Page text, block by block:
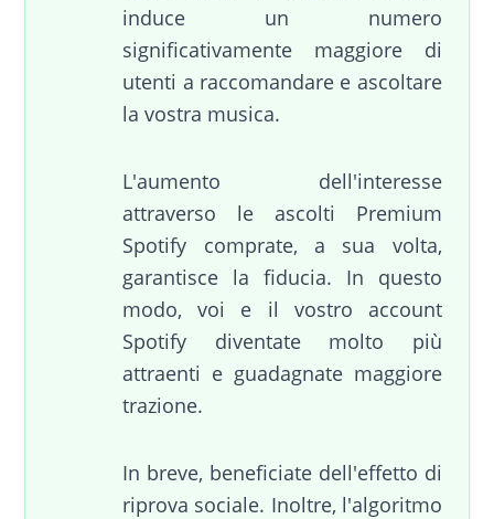
induce un numero
significativamente maggiore di
utenti a raccomandare e ascoltare
la vostra musica.
L'aumento dell'interesse
attraverso le ascolti Premium
Spotify comprate, a sua volta,
garantisce la fiducia. In questo
modo, voi e il vostro account
Spotify diventate molto più
attraenti e guadagnate maggiore
trazione.
In breve, beneficiate dell'effetto di
riprova sociale. Inoltre, l'algoritmo